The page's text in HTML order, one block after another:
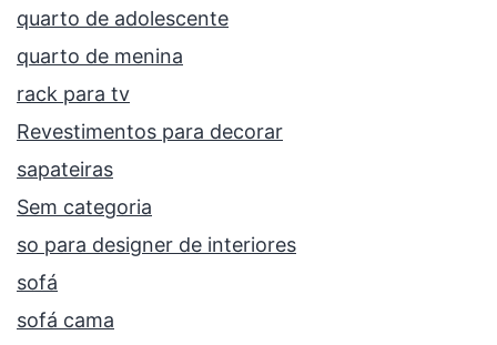
quarto de adolescente
quarto de menina
rack para tv
Revestimentos para decorar
sapateiras
Sem categoria
so para designer de interiores
sofá
sofá cama